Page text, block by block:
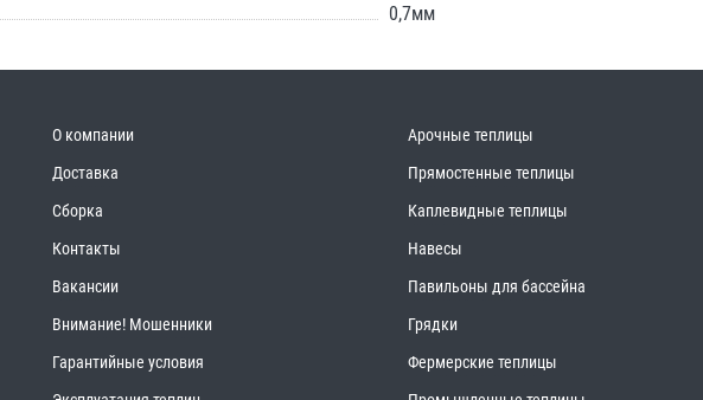
0,7мм
О компании
Доставка
Сборка
Контакты
Вакансии
Внимание! Мошенники
Гарантийные условия
Арочные теплицы
Прямостенные теплицы
Каплевидные теплицы
Навесы
Павильоны для бассейна
Грядки
Фермерские теплицы